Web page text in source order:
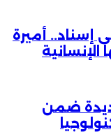
إسناد.. أميرة
الإنسانية
ضمن